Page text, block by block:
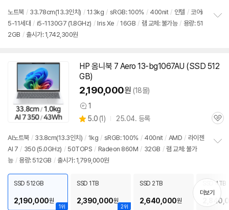
노트북 / 33.78cm(13.3인치) / 1.13kg / sRGB: 100% / 400nit / 인텔 / 코어i
5-11세대 / i5-1130G7 (1.8GHz) / Iris Xe / 16GB / 램 교체: 불가능 / 용량: 51
2GB / 출시가: 1,742,300원
기
HP 옴니북 7 Aero 13-bg1067AU (SSD 512
GB)
2,190,000원 (18몰)
상
품
견
1
별
점
5.0 (상
리
뷰
1) 25.04. 등록
관
AI노트북 / 33.8cm(13.3인치 ) / 1kg / sRGB: 100% / 400nit / AMD / 라이젠
AI 7 / 350 (5.0GHz) / 50TOPS / Radeon 860M / 32GB / 램 교체: 불가
능 / 용량: 512GB / 출시가: 1,799,000원
치
기
1위
SSD 512GB
2,190,000원
2위
SSD 1TB
2,390,000원
SSD 2TB
2,640,000원
SSD 4TB
더보기